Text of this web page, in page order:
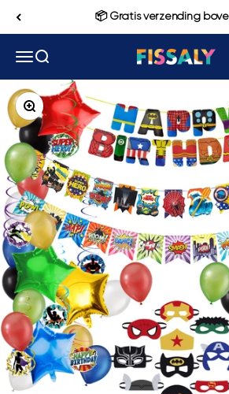
📦 Gratis verzending
Navigatiemenu openen
Zoeken openen Fissaly
In-/uitzoomen